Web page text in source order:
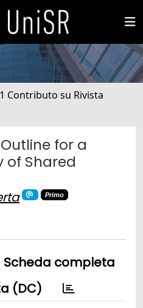
1 Contributo su Rivista
for a
of Shared
Primo
Scheda completa
(DC)